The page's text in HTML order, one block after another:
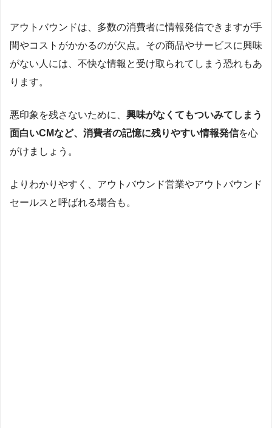
アウトバウンドは、多数の消費者に情報発信できますが手
間やコストがかかるのが欠点。その商品やサービスに興味
がない人には、不快な情報と受け取られてしまう恐れもあ
ります。
悪印象を残さないために、 興味がなくてもついみてしまう
面白いCMなど、消費者の記憶に残りやすい情報発信を心
がけましょう。
よりわかりやすく、アウトバウンド営業やアウトバウンド
セールスと呼ばれる場合も。